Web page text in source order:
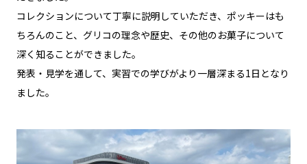
コレクションについて丁寧に説明していただき、ポッキーはも
ちろんのこと、グリコの理念や歴史、その他のお菓子について
深く知ることができました。
発表・見学を通して、実習での学びがより一層深まる1日となり
ました。